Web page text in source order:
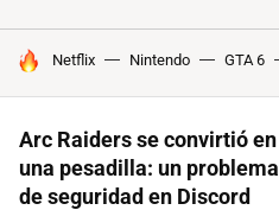
HOY SE HABLA DE
Netflix Nintendo GTA 6
Arc Raiders se convirtió en
una pesadilla: un problema
de seguridad en Discord